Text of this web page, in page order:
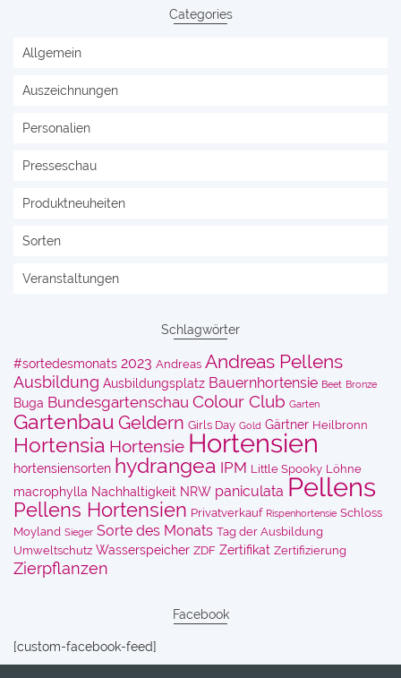
Categories
Allgemein
Auszeichnungen
Personalien
Presseschau
Produktneuheiten
Sorten
Veranstaltungen
Schlagwörter
#sortedesmonats 2023 Andreas Andreas Pellens
Ausbildung Ausbildungsplatz Bauernhortensie Beet Bronze
Buga Bundesgartenschau Colour Club Garten
Gartenbau Geldern Girls Day Gold Gärtner Heilbronn
Hortensia Hortensie Hortensien
hortensiensorten hydrangea IPM Little Spooky Löhne
macrophylla Nachhaltigkeit NRW paniculata Pellens
Pellens Hortensien Privatverkauf Rispenhortensie Schloss
Moyland Sieger Sorte des Monats Tag der Ausbildung
Umweltschutz Wasserspeicher ZDF Zertifikat Zertifizierung
Zierpflanzen
Facebook
[custom-facebook-feed]